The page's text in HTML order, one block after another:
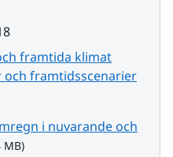
framtida klimat
och framtidsscenarierPdf,
i nuvarande och
MB)